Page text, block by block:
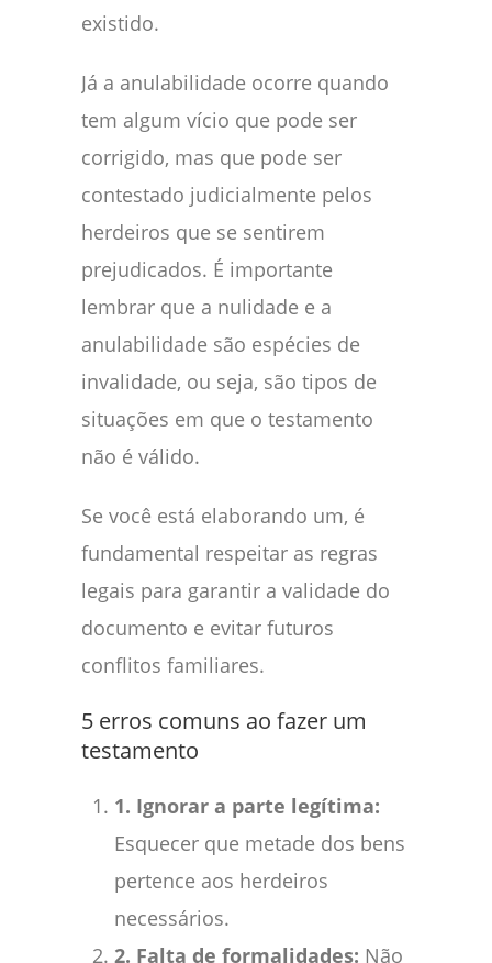
existido.
Já a anulabilidade ocorre quando
tem algum vício que pode ser
corrigido, mas que pode ser
contestado judicialmente pelos
herdeiros que se sentirem
prejudicados. É importante
lembrar que a nulidade e a
anulabilidade são espécies de
invalidade, ou seja, são tipos de
situações em que o testamento
não é válido.
Se você está elaborando um, é
fundamental respeitar as regras
legais para garantir a validade do
documento e evitar futuros
conflitos familiares.
5 erros comuns ao fazer um
testamento
1. Ignorar a parte legítima:
Esquecer que metade dos bens
pertence aos herdeiros
necessários.
2. Falta de formalidades: Não